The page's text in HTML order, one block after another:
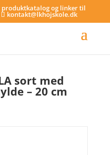
produktkatalog og linker til
kontakt@lkhojskole.dk
sort med
– 20 cm